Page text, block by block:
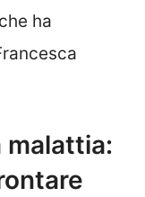
ha
malattia: